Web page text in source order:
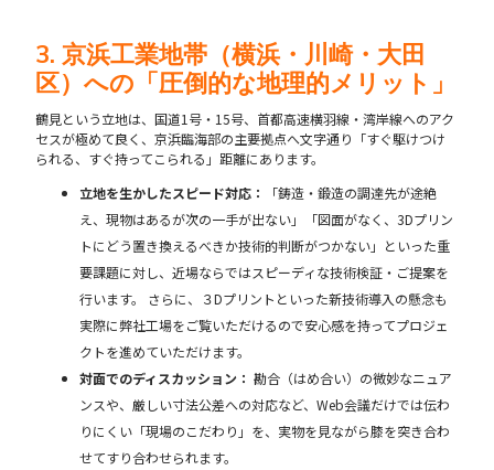
3. 京浜工業地帯（横浜・川崎・大田
区）への「圧倒的な地理的メリット」
鶴見という立地は、国道1号・15号、首都高速横羽線・湾岸線へのアク
セスが極めて良く、京浜臨海部の主要拠点へ文字通り「すぐ駆けつけ
られる、すぐ持ってこられる」距離にあります。
立地を生かしたスピード対応：
「鋳造・鍛造の調達先が途絶
え、現物はあるが次の一手が出ない」「図面がなく、3Dプリン
トにどう置き換えるべきか技術的判断がつかない」といった重
要課題に対し、近場ならではスピーディな技術検証・ご提案を
行います。 さらに、３Dプリントといった新技術導入の懸念も
実際に弊社工場をご覧いただけるので安心感を持ってプロジェ
クトを進めていただけます。
対面でのディスカッション： 勘合（はめ合い）の微妙なニュア
ンスや、厳しい寸法公差への対応など、Web会議だけでは伝わ
りにくい「現場のこだわり」を、実物を見ながら膝を突き合わ
せてすり合わせられます。